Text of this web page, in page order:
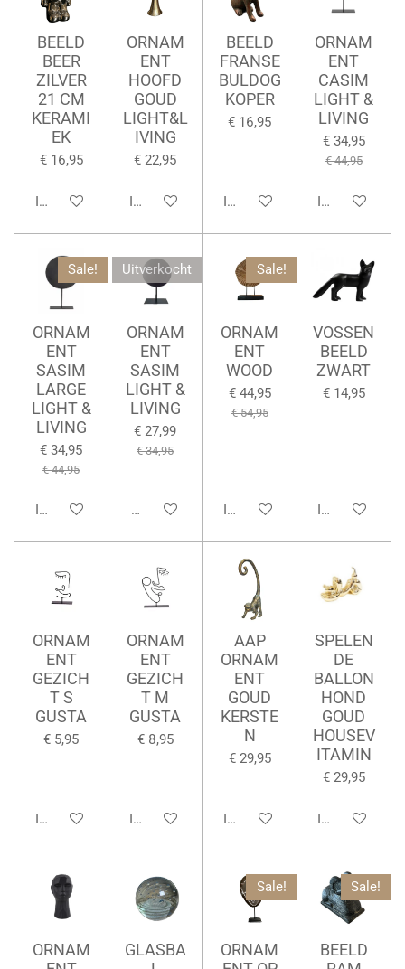
BEELD
BEER
ZILVER
21 CM
KERAMI
EK
€ 16,95
In winkelwagen
ORNAM
ENT
HOOFD
GOUD
LIGHT&L
IVING
€ 22,95
In winkelwagen
BEELD
FRANSE
BULDOG
KOPER
€ 16,95
In winkelwagen
ORNAM
ENT
CASIM
LIGHT &
LIVING
€ 34,95
€ 44,95
In
Sale!
ORNAM
ENT
SASIM
LARGE
LIGHT &
LIVING
€ 34,95
€ 44,95
In winkelwagen
Uitverkocht
ORNAM
ENT
SASIM
LIGHT &
LIVING
€ 27,99
€ 34,95
Houd mij op de hoogte
Sale!
ORNAM
ENT
WOOD
€ 44,95
€ 54,95
In winkelwagen
VOSSEN
BEELD
ZWART
€ 14,95
In
ORNAM
ENT
GEZICH
T S
GUSTA
€ 5,95
In winkelwagen
ORNAM
ENT
GEZICH
T M
GUSTA
€ 8,95
In winkelwagen
AAP
ORNAM
ENT
GOUD
KERSTE
N
€ 29,95
In winkelwagen
SPELEN
DE
BALLON
HOND
GOUD
HOUSEV
ITAMIN
€ 29,95
In
ORNAM
GLASBA
Sale!
ORNAM
Sale!
BEELD